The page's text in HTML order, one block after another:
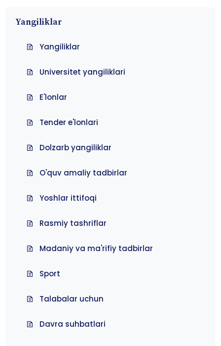
Yangiliklar
Yangiliklar
Universitet yangiliklari
E'lonlar
Tender e'lonlari
Dolzarb yangiliklar
O'quv amaliy tadbirlar
Yoshlar ittifoqi
Rasmiy tashriflar
Madaniy va ma'rifiy tadbirlar
Sport
Talabalar uchun
Davra suhbatlari